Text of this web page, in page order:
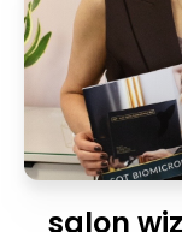
salon